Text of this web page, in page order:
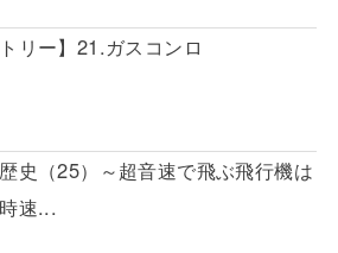
トリー】21.ガスコンロ
史（25）～超音速で飛ぶ飛行機は
速...